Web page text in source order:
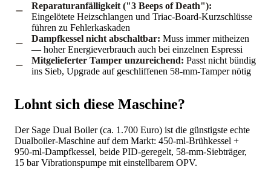
Reparaturanfälligkeit ("3 Beeps of Death"):
Eingelötete Heizschlangen und Triac-Board-Kurzschlüsse
führen zu Fehlerkaskaden
Dampfkessel nicht abschaltbar: Muss immer mitheizen
— hoher Energieverbrauch auch bei einzelnen Espressi
Mitgelieferter Tamper unzureichend: Passt nicht bündig
ins Sieb, Upgrade auf geschliffenen 58-mm-Tamper nötig
Lohnt sich diese Maschine?
Der Sage Dual Boiler (ca. 1.700 Euro) ist die günstigste echte
Dualboiler-Maschine auf dem Markt: 450-ml-Brühkessel +
950-ml-Dampfkessel, beide PID-geregelt, 58-mm-Siebträger,
15 bar Vibrationspumpe mit einstellbarem OPV.